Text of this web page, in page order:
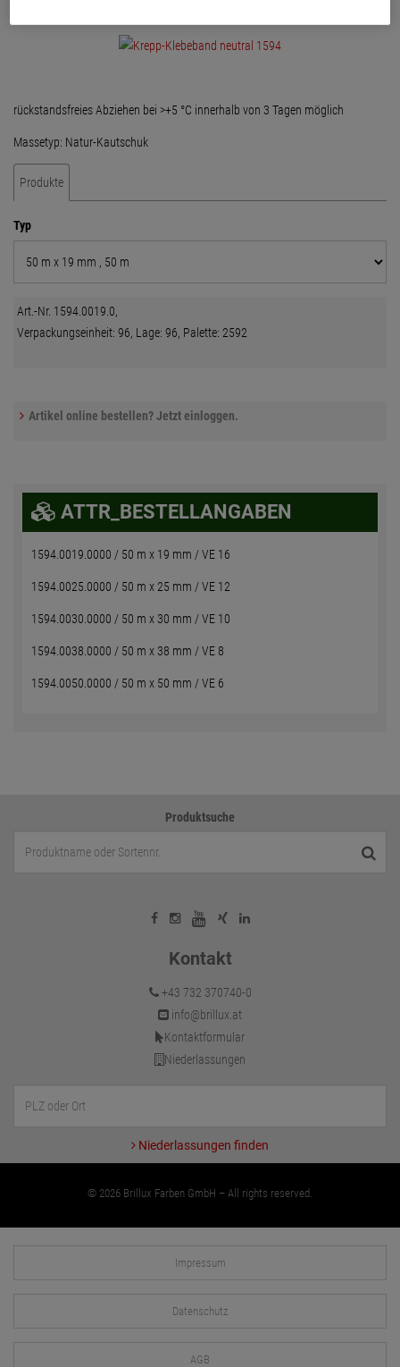
rückstandsfreies Abziehen bei >+5 °C innerhalb von 3 Tagen möglich
Massetyp: Natur-Kautschuk
Produkte
Typ
Art.-Nr. 1594.0019.0,
Verpackungseinheit: 96, Lage: 96, Palette: 2592
Artikel online bestellen? Jetzt einloggen.
ATTR_BESTELLANGABEN
1594.0019.0000 / 50 m x 19 mm / VE 16
1594.0025.0000 / 50 m x 25 mm / VE 12
1594.0030.0000 / 50 m x 30 mm / VE 10
1594.0038.0000 / 50 m x 38 mm / VE 8
1594.0050.0000 / 50 m x 50 mm / VE 6
Produktsuche
Kontakt
+43 732 370740-0
info@brillux.at
Kontaktformular
Niederlassungen
Niederlassungen finden
© 2026 Brillux Farben GmbH – All rights reserved.
Impressum
Datenschutz
AGB